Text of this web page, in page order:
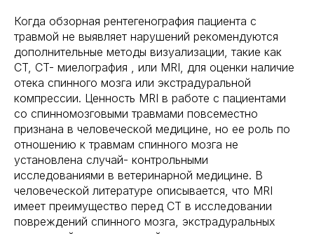
Когда обзорная рентегенография пациента с
травмой не выявляет нарушений рекомендуются
дополнительные методы визуализации, такие как
CT, CT- миелография , или MRI, для оценки наличие
отека спинного мозга или экстрадуральной
компрессии. Ценность MRI в работе с пациентами
со спинномозговыми травмами повсеместно
признана в человеческой медицине, но ее роль по
отношению к травмам спинного мозга не
установлена случай- контрольными
исследованиями в ветеринарной медицине. В
человеческой литературе описывается, что MRI
имеет преимущество перед CT в исследовании
повреждений спинного мозга, экстрадуральных